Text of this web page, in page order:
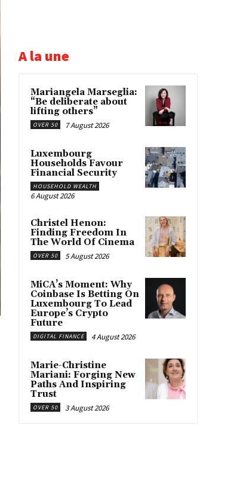
A la une
Mariangela Marseglia:
“Be deliberate about
lifting others”
OVER 50 7 August 2026
Luxembourg
Households Favour
Financial Security
HOUSEHOLD WEALTH
6 August 2026
Christel Henon:
Finding Freedom In
The World Of Cinema
OVER 50 5 August 2026
MiCA’s Moment: Why
Coinbase Is Betting On
Luxembourg To Lead
Europe’s Crypto
Future
DIGITAL FINANCE 4 August 2026
Marie-Christine
Mariani: Forging New
Paths And Inspiring
Trust
OVER 50 3 August 2026